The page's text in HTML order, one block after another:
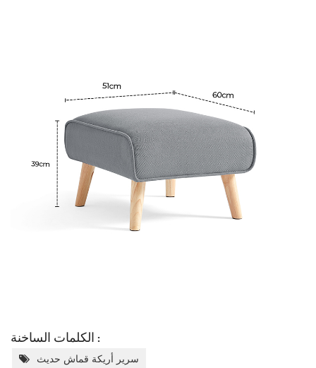
الكلمات الساخنة :
سرير أريكة قماش حديث